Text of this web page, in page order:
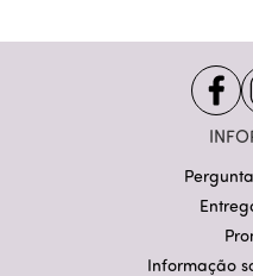
Informação